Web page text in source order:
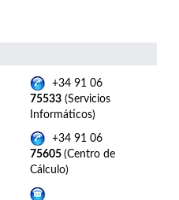
+34 91 06
75533 (Servicios
Informáticos)
+34 91 06
75605 (Centro de
Cálculo)